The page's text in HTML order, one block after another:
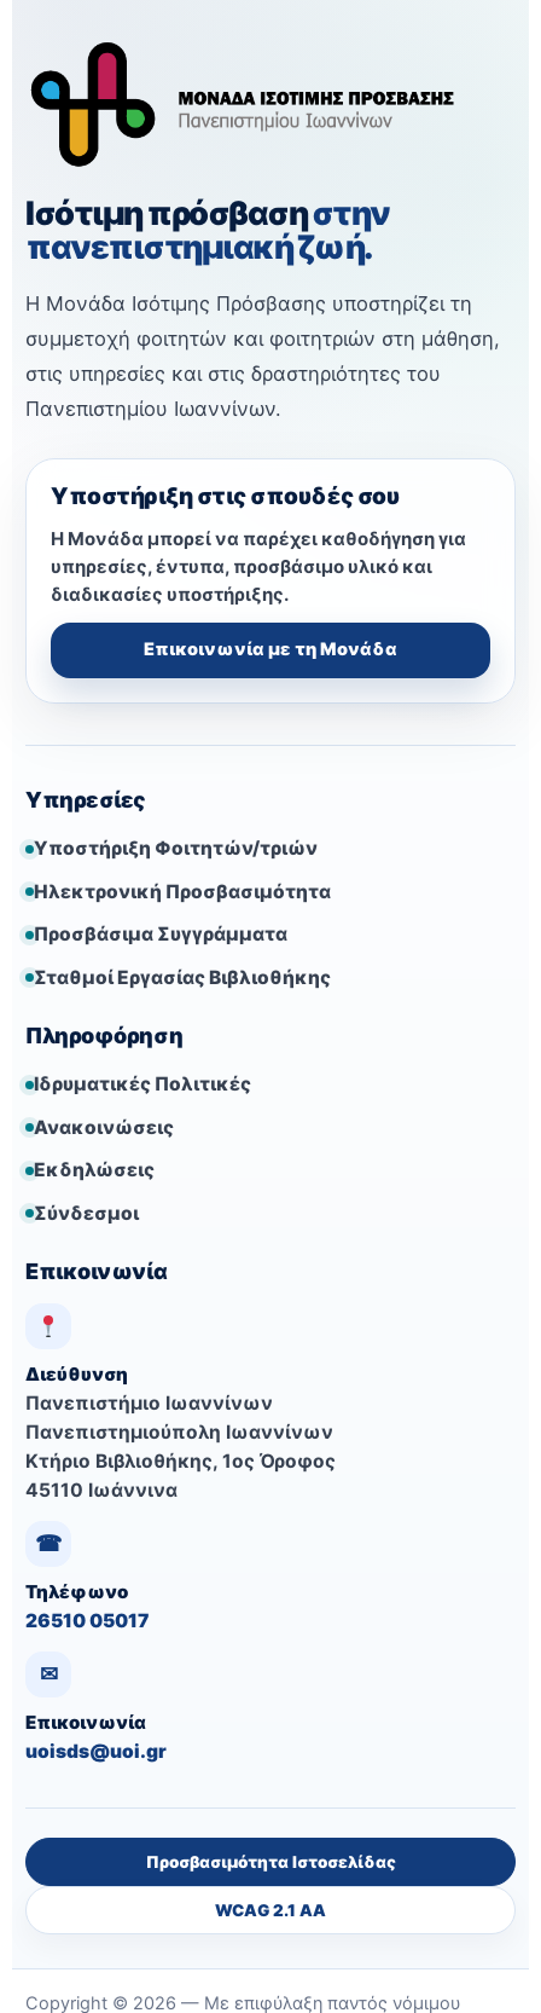
Ισότιμη πρόσβασηστην
πανεπιστημιακή ζωή.
Η Μονάδα Ισότιμης Πρόσβασης υποστηρίζει τη
συμμετοχή φοιτητών και φοιτητριών στη μάθηση,
στις υπηρεσίες και στις δραστηριότητες του
Πανεπιστημίου Ιωαννίνων.
Υποστήριξη στις σπουδές σου
Η Μονάδα μπορεί να παρέχει καθοδήγηση για
υπηρεσίες, έντυπα, προσβάσιμο υλικό και
διαδικασίες υποστήριξης.
Επικοινωνία με τη Μονάδα
Υπηρεσίες
Υποστήριξη Φοιτητών/τριών
Ηλεκτρονική Προσβασιμότητα
Προσβάσιμα Συγγράμματα
Σταθμοί Εργασίας Βιβλιοθήκης
Πληροφόρηση
Ιδρυματικές Πολιτικές
Ανακοινώσεις
Εκδηλώσεις
Σύνδεσμοι
Επικοινωνία
Διεύθυνση
Πανεπιστήμιο Ιωαννίνων
Πανεπιστημιούπολη Ιωαννίνων
Κτήριο Βιβλιοθήκης, 1ος Όροφος
45110 Ιωάννινα
☎
Τηλέφωνο
26510 05017
✉
Eπικοινωνία
uoisds@uoi.gr
Προσβασιμότητα Ιστοσελίδας
WCAG 2.1 AA
Copyright © 2026 — Με επιφύλαξη παντός νόμιμου